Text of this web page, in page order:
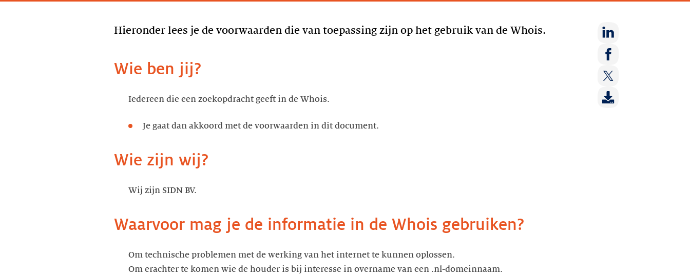
Hieronder lees je de voorwaarden die van toepassing zijn op het gebruik van de Whois.
Deel
op:
LinkedIn
Deel
Facebook
Deel
op:
Wie ben jij?
Iedereen die een zoekopdracht geeft in de Whois.
Je gaat dan akkoord met de voorwaarden in dit document.
Wie zijn wij?
Wij zijn SIDN BV.
Waarvoor mag je de informatie in de Whois gebruiken?
Om technische problemen met de werking van het internet te kunnen oplossen.
Om erachter te komen wie de houder is bij interesse in overname van een .nl-domeinnaam.